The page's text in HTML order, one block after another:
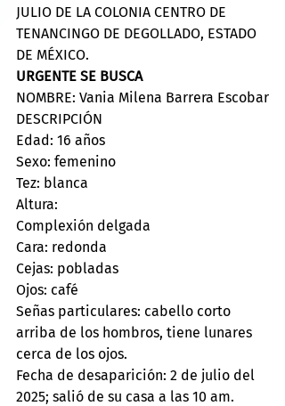
JULIO DE LA COLONIA CENTRO DE
TENANCINGO DE DEGOLLADO, ESTADO
DE MÉXICO.
URGENTE SE BUSCA
NOMBRE: Vania Milena Barrera Escobar
DESCRIPCIÓN
Edad: 16 años
Sexo: femenino
Tez: blanca
Altura:
Complexión delgada
Cara: redonda
Cejas: pobladas
Ojos: café
Señas particulares: cabello corto
arriba de los hombros, tiene lunares
cerca de los ojos.
Fecha de desaparición: 2 de julio del
2025; salió de su casa a las 10 am.